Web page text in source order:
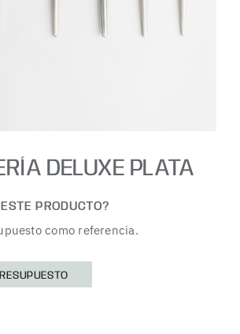
DELUXE PLATA
PRODUCTO?
como referencia.